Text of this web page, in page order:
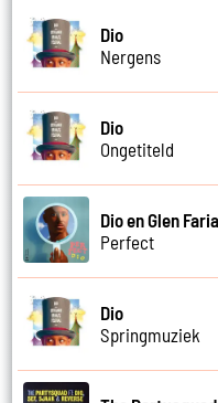
Dio
Nergens
Dio
Ongetiteld
Dio en Glen Faria
Perfect
Dio
Springmuziek